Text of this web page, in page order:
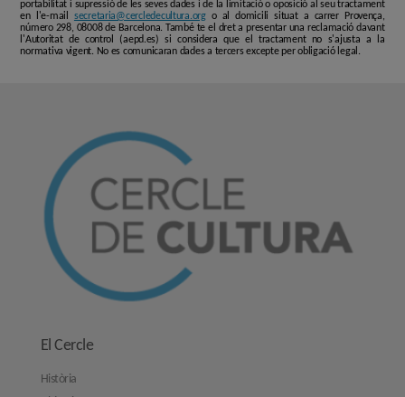
portabilitat i supressió de les seves dades i de la limitació o oposició al seu tractament
en l'e-mail secretaria@cercledecultura.orgo al domicili situat a carrer Provença,
número 298, 08008 de Barcelona. També te el dret a presentar una reclamació davant
l'Autoritat de control (aepd.es) si considera que el tractament no s'ajusta a la
normativa vigent. No es comunicaran dades a tercers excepte per obligació legal.
El Cercle
Història